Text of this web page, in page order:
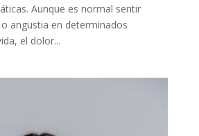
Aunque es normal sentir
angustia en determinados
el dolor...